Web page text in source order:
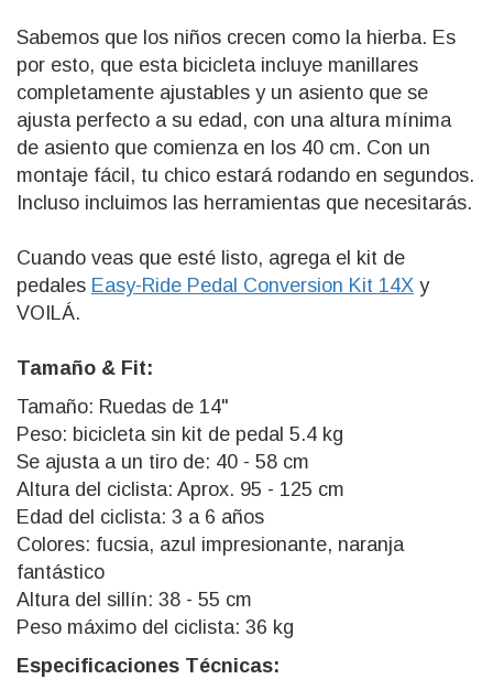
Sabemos que los niños crecen como la hierba. Es
por esto, que esta bicicleta incluye manillares
completamente ajustables y un asiento que se
ajusta perfecto a su edad, con una altura mínima
de asiento que comienza en los 40 cm. Con un
montaje fácil, tu chico estará rodando en segundos.
Incluso incluimos las herramientas que necesitarás.
Cuando veas que esté listo, agrega el kit de
pedales Easy-Ride Pedal Conversion Kit 14X y
VOILÁ.
Tamaño & Fit:
Tamaño: Ruedas de 14"
Peso: bicicleta sin kit de pedal 5.4 kg
Se ajusta a un tiro de: 40 - 58 cm
Altura del ciclista: Aprox. 95 - 125 cm
Edad del ciclista: 3 a 6 años
Colores: fucsia, azul impresionante, naranja
fantástico
Altura del sillín: 38 - 55 cm
Peso máximo del ciclista: 36 kg
Especificaciones Técnicas: